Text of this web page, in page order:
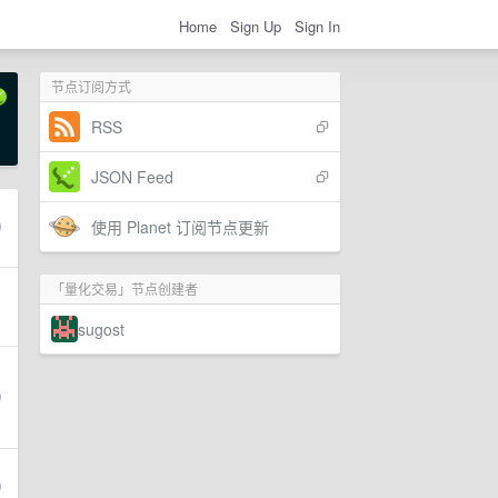
Home Sign Up Sign In
节点订阅方式
RSS
JSON Feed
使用 Planet 订阅节点更新
「量化交易」节点创建者
sugost